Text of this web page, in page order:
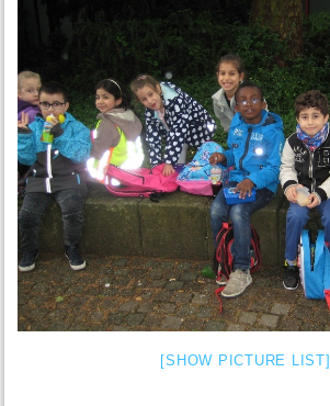
[SHOW PICTURE LIST]